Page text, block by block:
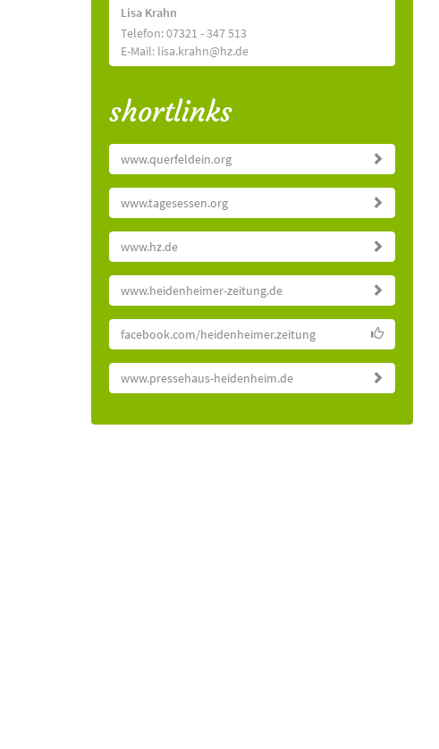
Lisa Krahn
Telefon: 07321 - 347 513
E-Mail: lisa.krahn@hz.de
shortlinks
www.querfeldein.org
www.tagesessen.org
www.hz.de
www.heidenheimer-zeitung.de
facebook.com/heidenheimer.zeitung
www.pressehaus-heidenheim.de